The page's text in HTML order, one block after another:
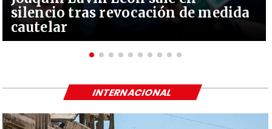
silencio tras revocación de medida
cautelar
INTERNACIONAL